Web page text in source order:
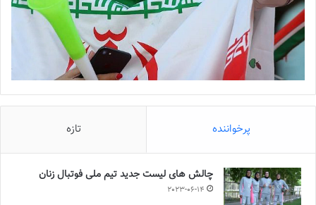
پرخواننده تازه
چالش هاى ليست جدید تيم ملى فوتبال زنان
2023-06-14